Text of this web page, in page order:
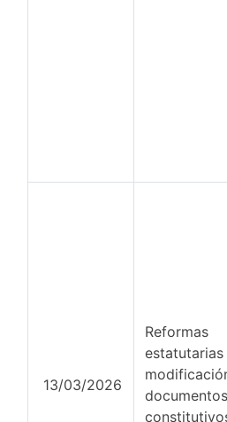
13/03/2026
Reformas
estatutarias
documentos